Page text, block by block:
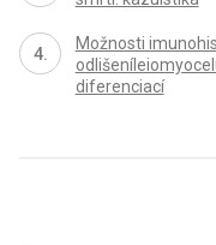
Možnosti
diferenciací